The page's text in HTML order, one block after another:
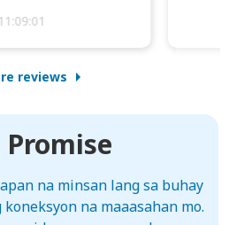
reviews
na minsan lang sa buhay
na maaasahan mo.